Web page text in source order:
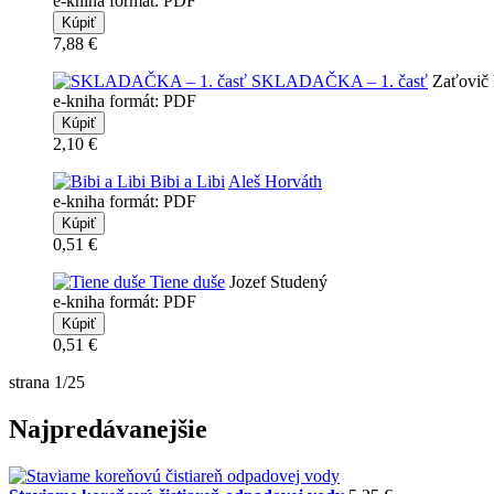
7,88 €
SKLADAČKA – 1. časť Zaťovič
e-kniha formát: PDF
2,10 €
Bibi a Libi Aleš Horváth
e-kniha formát: PDF
0,51 €
Tiene duše Jozef Studený
e-kniha formát: PDF
0,51 €
strana 1/25
Najpredávanejšie